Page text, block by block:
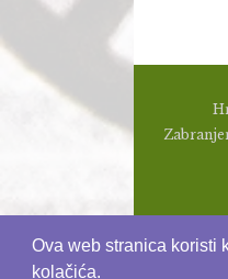
Ova web stranica koristi
kolačića.